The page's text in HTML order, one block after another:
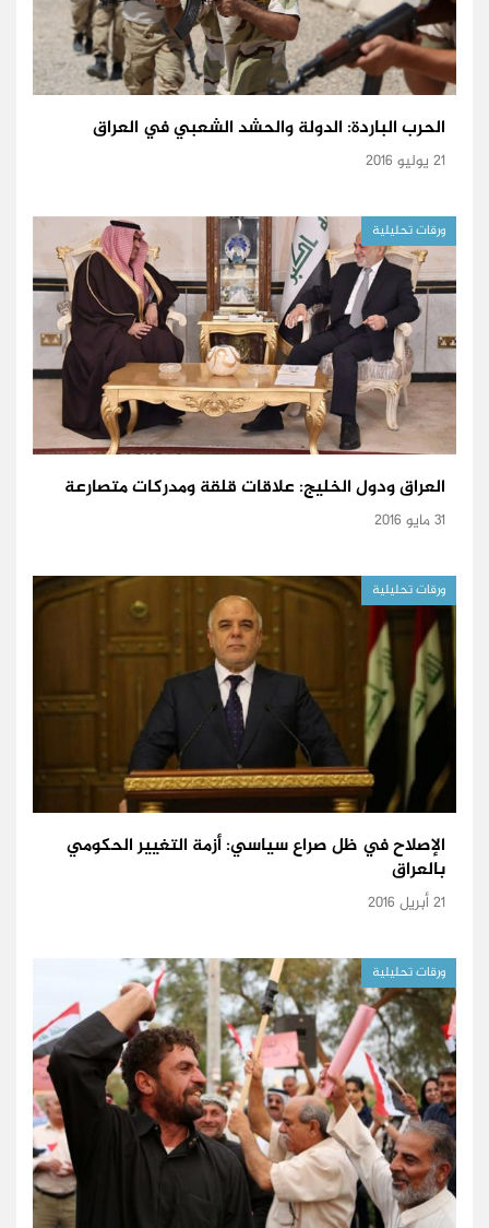
الحرب الباردة: الدولة والحشد الشعبي في العراق
21 يوليو 2016
ورقات تحليلية
العراق ودول الخليج: علاقات قلقة ومدركات متصارعة
31 مايو 2016
ورقات تحليلية
الإصلاح في ظل صراع سياسي: أزمة التغيير الحكومي
بالعراق
21 أبريل 2016
ورقات تحليلية